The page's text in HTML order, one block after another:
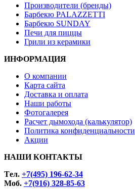
Производители (бренды)
Барбекю PALAZZETTI
Барбекю SUNDAY
Печи для пиццы
Грили из керамики
ИНФОРМАЦИЯ
О компании
Карта сайта
Доставка и оплата
Наши работы
Фотогалерея
Расчет дымохода (калькулятор)
Политика конфиденциальности
Акции
НАШИ КОНТАКТЫ
Tел. +7(495) 196-62-34
Моб. +7(916) 328-85-63